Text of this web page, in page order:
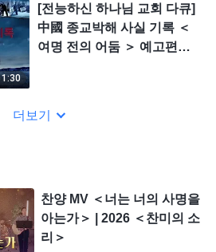
1:30
[전능하신 하나님 교회 다큐]
中國 종교박해 사실 기록 ＜
여명 전의 어둠 ＞ 예고편
더보기
찬양 MV ＜너는 너의 사명을
아는가＞ | 2026 ＜찬미의 소
리＞